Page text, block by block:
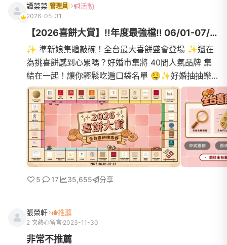
譚菜菜 管理員 活動
2026-05-31
【2026喜餅大賞】‼️年度最強檔‼️ 06/01-07/31 人氣喜餅免費試吃♥...
✨ 準新娘集體敲碗！全台最大喜餅盛會登場 ✨還在
為挑喜餅感到心累嗎？好婚市集將 40間人氣品牌 集
結在一起！讓你輕鬆吃遍口袋名單 🤤✨好婚抽抽樂
✨💰 購物金 🏖️ 蜜月旅行 🎁 免費婚紗拍攝多項好禮
等你帶回家！---還有機...
5 17 35,655 分享
張榮軒 推薦
2 次熱心留言 2023-11-30
非常不推薦